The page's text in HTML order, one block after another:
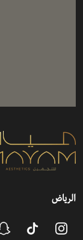
الرياض